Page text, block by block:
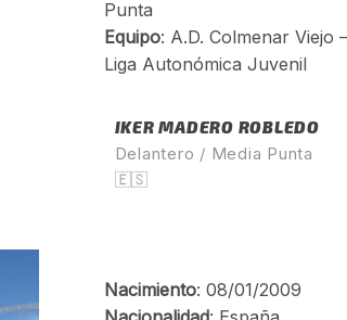
IKER MADERO ROBLEDO
Delantero / Media Punta
🇪🇸